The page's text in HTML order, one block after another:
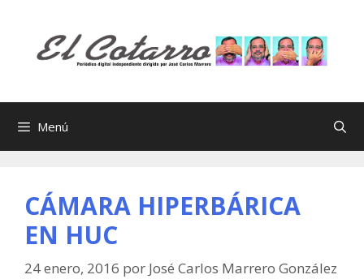
contenido
Menú
CÁMARA HIPERBÁRICA
EN HUC
24 enero, 2016 por José Carlos Marrero González